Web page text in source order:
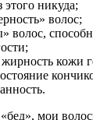
никуда;
волос;
волос,
кожи
мои